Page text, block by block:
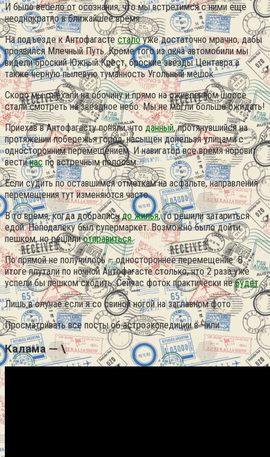
И было весело от осознания, что мы встретимся с ними ещё
неоднократно в ближайшее время.
На подъезде к Антофагасте сталоуже достаточно мрачно, дабы
проявился Млечный Путь. Кроме того из окна автомобили мы
видели броский Южный Крест, броские звёзды Центавра а
также чёрную пылевую туманность Угольный мешок.
Скоро мы съехали на обочину и прямо на оживлённом шоссе
стали смотреть на звёздное небо. Мы не могли больше ожидать!
Приехав в Антофагасту поняли, что данный, протянувшийся на
протяжении побережья город, насыщен донельзя улицами с
односторонним перемещением. И навигатор все время норовит
вестинас по встречным полосам.
Если судить по оставшимся отметкам на асфальте, направления
перемещения тут изменяются часто.
В то время, когда добралисьдо жилья, то решили затариться
едой. Неподалеку был супермаркет. Возможно было дойти
пешком, но решилиотправиться.
По прямой не получилось – одностороннее перемещение. В
итоге плутали по ночной Антофагасте столько, что 2 раза уже
успели бы пешком сходить. Сейчас фоток практически небудет.
Лишь в случае если я со свиной ногой на заглавном фото.
Просматривать все посты об астроэкспедиции в Чили
Калама — \